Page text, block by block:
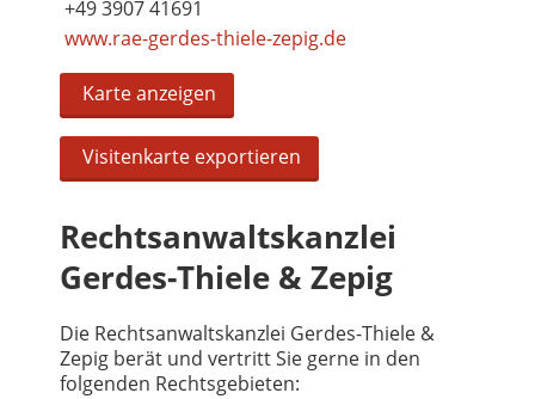
+49 3907 41691
www.rae-gerdes-thiele-zepig.de
Karte anzeigen
Visitenkarte exportieren
Rechtsanwaltskanzlei
Gerdes-Thiele & Zepig
Die Rechtsanwaltskanzlei Gerdes-Thiele &
Zepig berät und vertritt Sie gerne in den
folgenden Rechtsgebieten: